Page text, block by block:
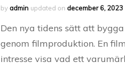
byadmin updated on december 6, 2023
Den nya tidens sätt att
genom filmproduktion. En
intresse visa vad ett